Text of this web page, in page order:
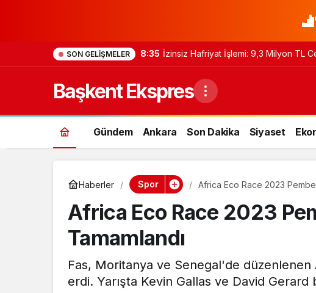
SON GELIŞMELER 8:35 İzinsiz Hafriyat İşlemi: 9,3 Milyon TL
Başkent Ekspres
Gündem Ankara Son Dakika Siyaset
Haberler Spor Africa Eco Race 2023 Pembe
Africa Eco Race 2023
Tamamlandı
Fas, Moritanya ve Senegal'de
erdi. Yarışta Kevin Gallas ve David Gerard
Gündem